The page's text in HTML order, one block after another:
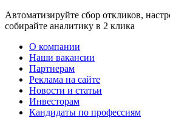
Автоматизируйте сбор откликов,
собирайте аналитику в 2 клика
О компании
Наши вакансии
Партнерам
Реклама на сайте
Новости и статьи
Инвесторам
Кандидаты по профессиям